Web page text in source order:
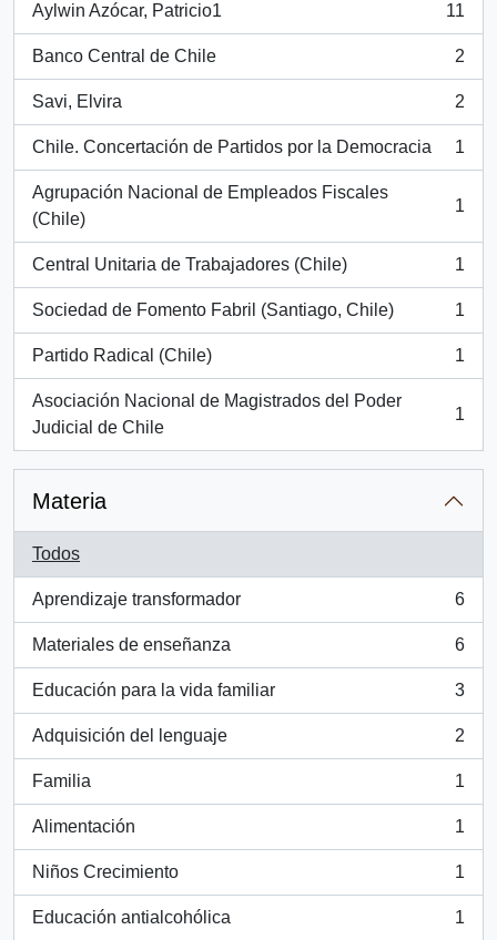
Aylwin Azócar, Patricio1
, 11 resultados
11
Banco Central de Chile
, 2 resultados
2
Savi, Elvira
, 2 resultados
2
Chile. Concertación de Partidos por la Democracia
, 1 resultados
1
Agrupación Nacional de Empleados Fiscales
(Chile)
, 1 resultados
1
Central Unitaria de Trabajadores (Chile)
, 1 resultados
1
Sociedad de Fomento Fabril (Santiago, Chile)
, 1 resultados
1
Partido Radical (Chile)
, 1 resultados
1
Asociación Nacional de Magistrados del Poder
Judicial de Chile
, 1 resultados
1
Materia
Todos
Aprendizaje transformador
, 6 resultados
6
Materiales de enseñanza
, 6 resultados
6
Educación para la vida familiar
, 3 resultados
3
Adquisición del lenguaje
, 2 resultados
2
Familia
, 1 resultados
1
Alimentación
, 1 resultados
1
Niños Crecimiento
, 1 resultados
1
Educación antialcohólica
, 1 resultados
1